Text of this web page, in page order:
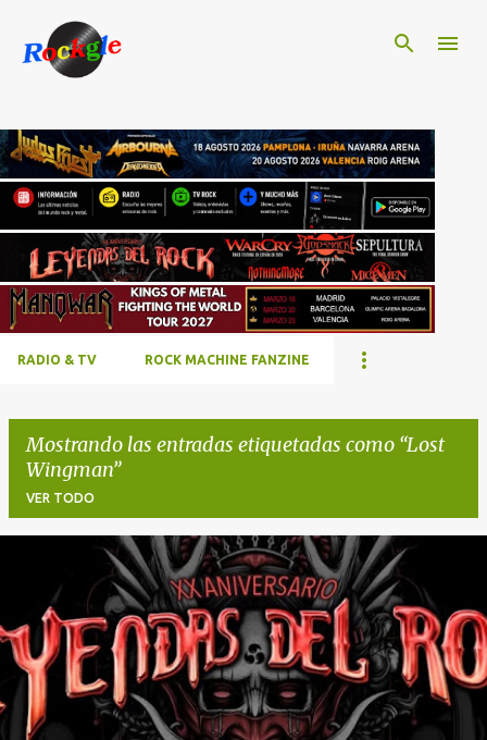
RADIO & TV ROCK MACHINE FANZINE
Mostrando las entradas etiquetadas como Lost
Wingman
VER TODO
t
a
d